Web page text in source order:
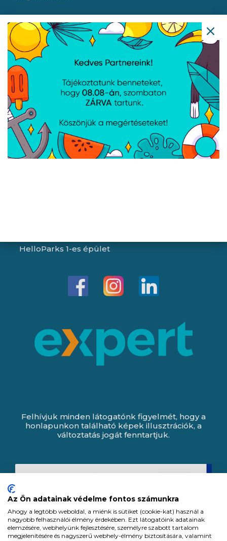
Nyitvatartás
Hétfő:
Kedd:
Szerda:
Csütörtök:
Péntek:
Garancia (P):
8:00 - 16:30
8:00 - 16:30
8:00 - 16:30
8:00 - 15:30
Kapcsolat
Iroda/ügyfélszolgálat:
HelloParks 1-es épület
Felhívjuk minden látogatónk figyelmét, hogy a
honlapunkon található képek illusztrációk, a
változtatás jogát fenntartjuk.
Az Ön adatainak védelme fontos számunkra
Ahogy a legtöbb weboldal, a miénk is sütiket (cookie-kat) használ a
nagyobb felhasználói élmény érdekében. Ezt látogatóink adatainak
elemzésére, webhelyünk fejlesztésére, személyre szabott tartalom
megjelenítésére és nagyszerű webhely-élmény biztosítására, valamint